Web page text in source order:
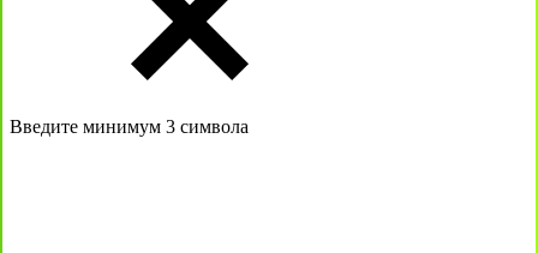
Введите минимум 3 символа